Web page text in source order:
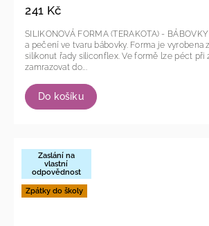
241 Kč
Do košíku
SILIKONOVÁ FORMA (TERAKOTA) - BÁBOVKY Forma na dezerty
a pečení ve tvaru bábovky. Forma je vyrobena z terakotového
silikonut řady siliconflex. Ve formě lze péct při 230°C a rovněž
zamrazovat do...
Zaslání na
vlastní
odpovědnost
Zpátky do školy